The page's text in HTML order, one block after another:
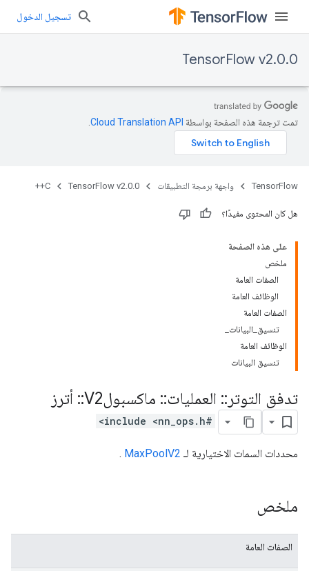
تسجيل الدخول
TensorFlow v2.0.0
تمت ترجمة هذه الصفحة بواسطة Cloud Translation API‏
TensorFlow واجهة برمجة التطبيقات TensorFlow v2.0.0
C++
هل كان المحتوى مفيدًا؟
على هذه الصفحة
ملخص
الصفات العامة
الوظائف العامة
الصفات العامة
تنسيق_البيانات_
الوظائف العامة
تنسيق البيانات
تدفق التوتر :: العمليات:: ماكسبولV2 :: أترز
#include <nn_ops.h>
محددات السمات الاختيارية لـ MaxPoolV2
.
ملخص
الصفات العامة